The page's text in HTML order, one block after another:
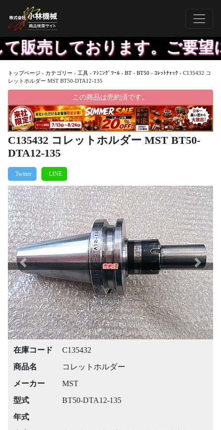
しております。ご要望に
トップページ › カテゴリー › 工具 › ﾏｼﾆﾝｸﾞﾂｰﾙ › BT › BT50 › ｺﾚｯﾄﾁｬｯｸ › C135432 コ
レットホルダー MST BT50-DTA12-135
この商品は売約済です。
C135432 コレットホルダー MST BT50-
DTA12-135
売約済
Previous Next
在庫コード
C135432
商品名
コレットホルダー
メーカー
MST
型式
BT50-DTA12-135
年式